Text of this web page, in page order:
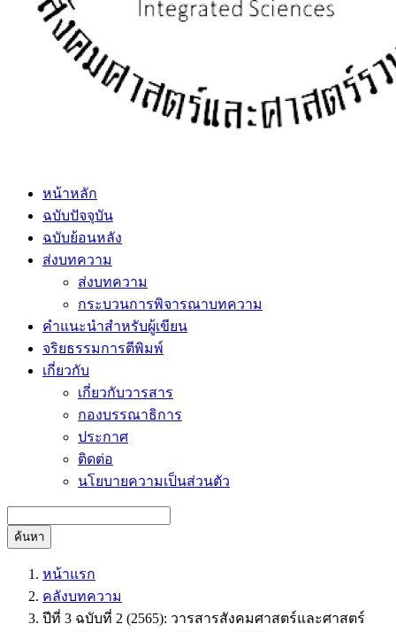
หน้าหลัก
ฉบับปัจจุบัน
ฉบับย้อนหลัง
ส่งบทความ
ส่งบทความ
กระบวนการพิจารณาบทความ
คำแนะนำสำหรับผู้เขียน
จริยธรรมการตีพิมพ์
เกี่ยวกับ
เกี่ยวกับวารสาร
กองบรรณาธิการ
ประกาศ
ติดต่อ
นโยบายความเป็นส่วนตัว
ค้นหา
หน้าแรก
คลังบทความ
ปีที่ 3 ฉบับที่ 2 (2565): วารสารสังคมศาสตร์และศาสตร์